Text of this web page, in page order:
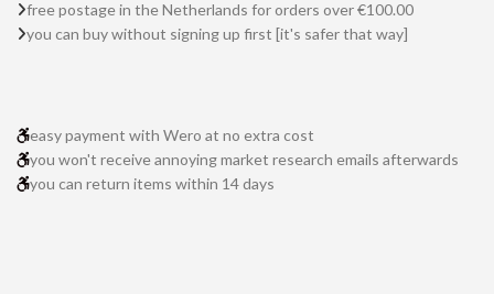
free postage in the Netherlands for orders over €100.00
you can buy without signing up first [it's safer that way]
easy payment with Wero at no extra cost
you won't receive annoying market research emails afterwards
you can return items within 14 days